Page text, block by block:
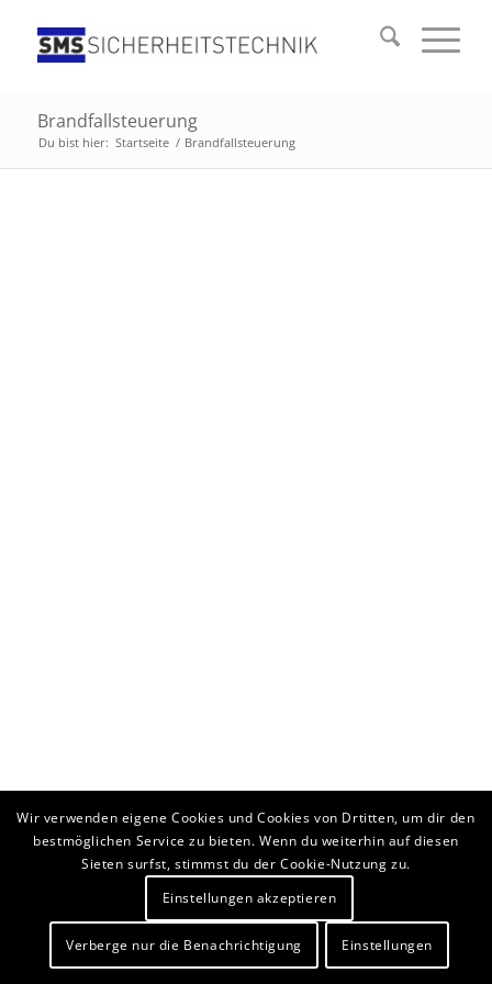
Brandfallsteuerung
Du bist hier: Startseite / Brandfallsteuerung
Wir verwenden eigene Cookies und Cookies von Drtitten, um dir den
bestmöglichen Service zu bieten. Wenn du weiterhin auf diesen
Sieten surfst, stimmst du der Cookie-Nutzung zu.
Einstellungen akzeptieren
Verberge nur die Benachrichtigung Einstellungen